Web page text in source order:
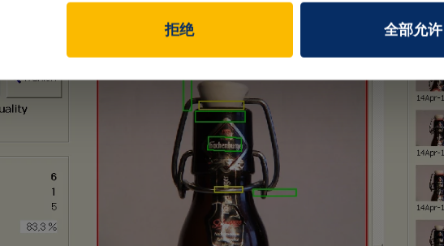
拒绝 全部允许